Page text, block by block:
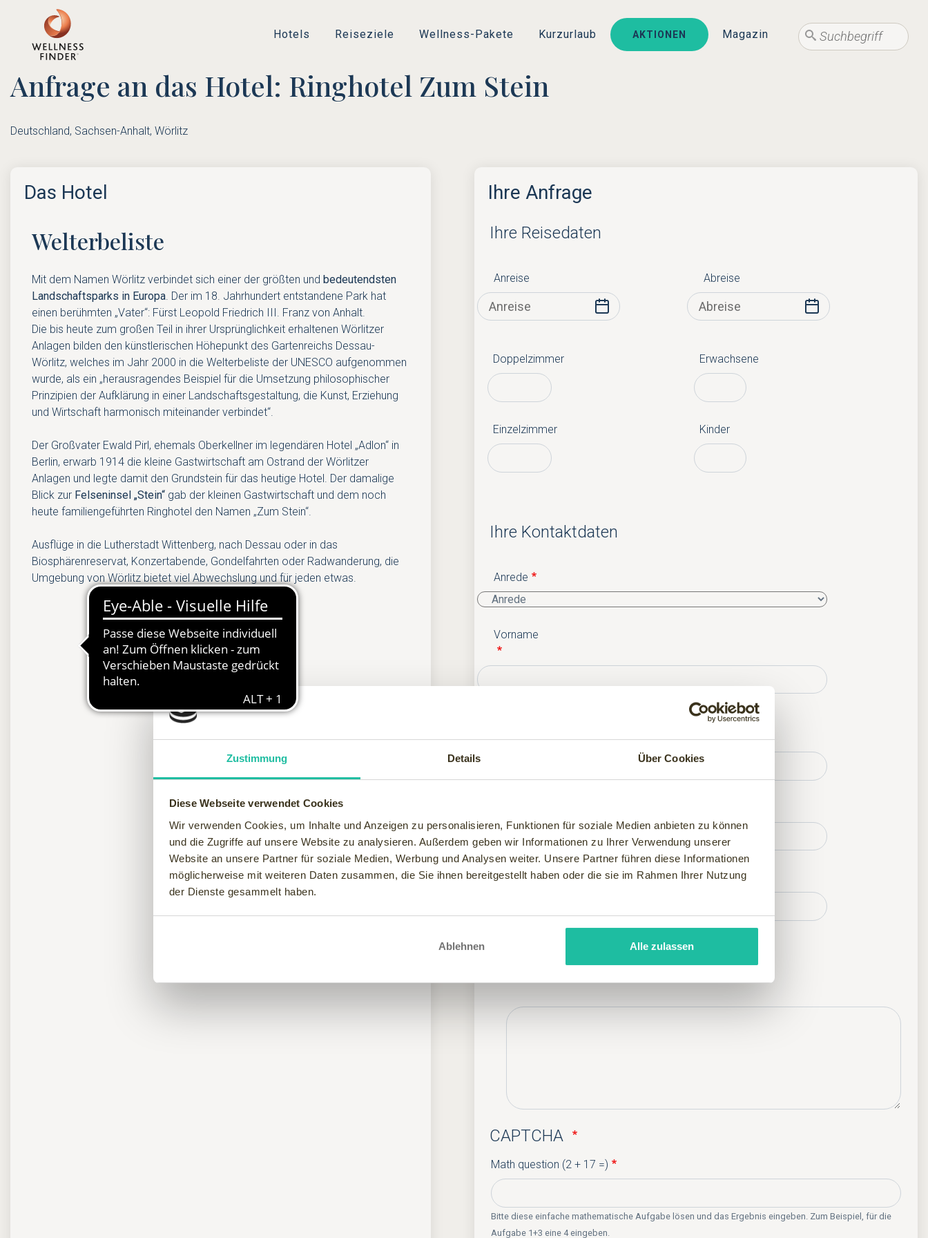
Zustimmung Details Über Cookies
Diese Webseite verwendet Cookies
Wir verwenden Cookies, um Inhalte und Anzeigen zu personalisieren, Funktionen für soziale Medien anbieten zu können
und die Zugriffe auf unsere Website zu analysieren. Außerdem geben wir Informationen zu Ihrer Verwendung unserer
Website an unsere Partner für soziale Medien, Werbung und Analysen weiter. Unsere Partner führen diese Informationen
möglicherweise mit weiteren Daten zusammen, die Sie ihnen bereitgestellt haben oder die sie im Rahmen Ihrer Nutzung
der Dienste gesammelt haben.
Ablehnen Alle zulassen
Hotels Reiseziele Wellness-Pakete Kurzurlaub AKTIONEN Magazin
Suche
Anfrage an das Hotel: Ringhotel Zum Stein
Deutschland, Sachsen-Anhalt, Wörlitz
Das Hotel
Welterbeliste
Mit dem Namen Wörlitz verbindet sich einer der größten und bedeutendsten
Landschaftsparks in Europa. Der im 18. Jahrhundert entstandene Park hat
einen berühmten „Vater“: Fürst Leopold Friedrich III. Franz von Anhalt.
Die bis heute zum großen Teil in ihrer Ursprünglichkeit erhaltenen Wörlitzer
Anlagen bilden den künstlerischen Höhepunkt des Gartenreichs Dessau-
Wörlitz, welches im Jahr 2000 in die Welterbeliste der UNESCO aufgenommen
wurde, als ein „herausragendes Beispiel für die Umsetzung philosophischer
Prinzipien der Aufklärung in einer Landschaftsgestaltung, die Kunst, Erziehung
und Wirtschaft harmonisch miteinander verbindet“.
Der Großvater Ewald Pirl, ehemals Oberkellner im legendären Hotel „Adlon“ in
Berlin, erwarb 1914 die kleine Gastwirtschaft am Ostrand der Wörlitzer
Anlagen und legte damit den Grundstein für das heutige Hotel. Der damalige
Blick zur Felseninsel „Stein“ gab der kleinen Gastwirtschaft und dem noch
heute familiengeführten Ringhotel den Namen „Zum Stein“.
Ausflüge in die Lutherstadt Wittenberg, nach Dessau oder in das
Biosphärenreservat, Konzertabende, Gondelfahrten oder Radwanderung, die
Umgebung von Wörlitz bietet viel Abwechslung und für jeden etwas.
Ihre Anfrage
Ihre Reisedaten
Anreise Abreise
Doppelzimmer
Einzelzimmer
Erwachsene
Kinder
Ihre Kontaktdaten
Anrede
Vorname
Telefon
Ihre Mitteilung an das Hotel
Ihre
CAPTCHA
Math question (2 + 17 =)
Bitte diese einfache mathematische Aufgabe lösen und das Ergebnis eingeben. Zum Beispiel, für die
Aufgabe 1+3 eine 4 eingeben.